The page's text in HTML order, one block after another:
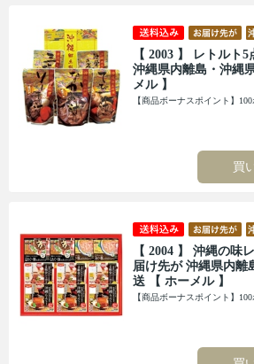
【 2003 】 レトルト
沖縄県内離島・沖縄
メル 】
【商品ボーナスポイント】
買
【 2004 】 沖縄の味
届け先が 沖縄県内離
送 【 ホーメル 】
【商品ボーナスポイント】